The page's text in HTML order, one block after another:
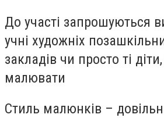
До участі запрошуються
учні художніх
закладів чи просто ті
малювати
Стиль малюнків –